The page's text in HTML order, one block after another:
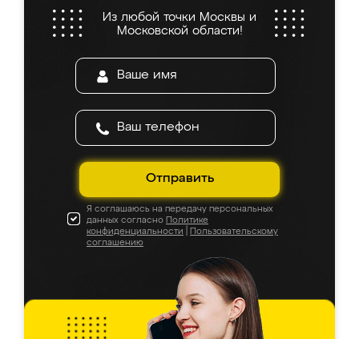
Из любой точки Москвы и
Московской области!
Отправить
Я соглашаюсь на передачу персональных
данных согласно Политике
конфиденциальности
Пользовательскому
соглашению